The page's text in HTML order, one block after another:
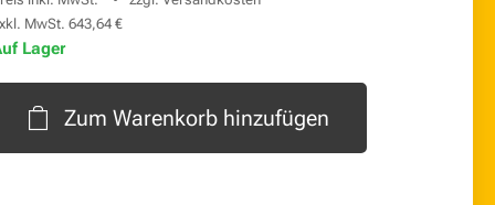
MwSt. 643,64 €
Lager
Zum Warenkorb hinzufügen